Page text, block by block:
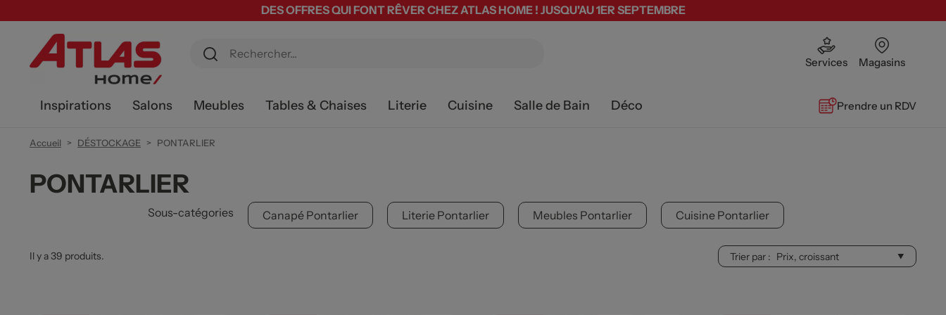
DES OFFRES QUI FONT RÊVER CHEZ ATLAS HOME ! JUSQU'AU 1ER SEPTEMBRE
Services Magasins
Inspirations Salons Meubles Tables & Chaises Literie Cuisine Salle de Bain Déco Prendre un RDV
Accueil DÉSTOCKAGE PONTARLIER
PONTARLIER
Sous-catégories Canapé Pontarlier Literie Pontarlier Meubles Pontarlier Cuisine Pontarlier
Il y a 39 produits. Trier par :